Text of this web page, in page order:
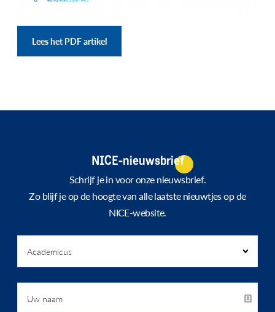
Lees het PDF artikel
NICE-nieuwsbrief
Schrijf je in voor onze nieuwsbrief.
Zo blijf je op de hoogte van alle laatste nieuwtjes op de
NICE-website.